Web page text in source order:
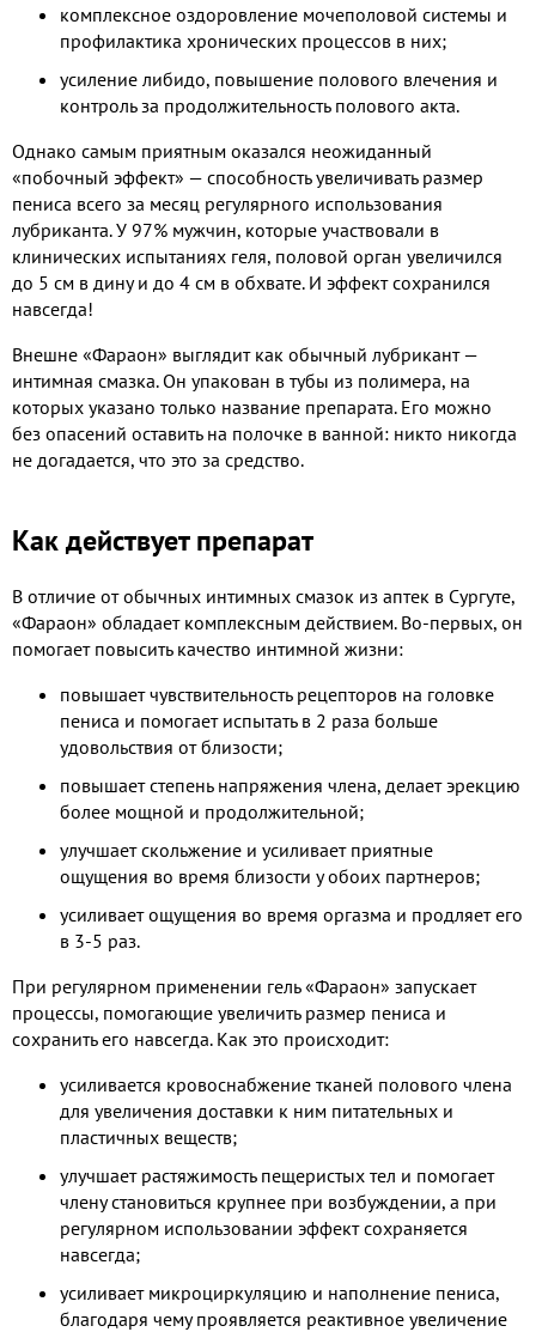
комплексное оздоровление мочеполовой системы и
профилактика хронических процессов в них;
усиление либидо, повышение полового влечения и
контроль за продолжительность полового акта.
Однако самым приятным оказался неожиданный
«побочный эффект» — способность увеличивать размер
пениса всего за месяц регулярного использования
лубриканта. У 97% мужчин, которые участвовали в
клинических испытаниях геля, половой орган увеличился
до 5 см в дину и до 4 см в обхвате. И эффект сохранился
навсегда!
Внешне «Фараон» выглядит как обычный лубрикант —
интимная смазка. Он упакован в тубы из полимера, на
которых указано только название препарата. Его можно
без опасений оставить на полочке в ванной: никто никогда
не догадается, что это за средство.
Как действует препарат
В отличие от обычных интимных смазок из аптек в Сургуте,
«Фараон» обладает комплексным действием. Во-первых, он
помогает повысить качество интимной жизни:
повышает чувствительность рецепторов на головке
пениса и помогает испытать в 2 раза больше
удовольствия от близости;
повышает степень напряжения члена, делает эрекцию
более мощной и продолжительной;
улучшает скольжение и усиливает приятные
ощущения во время близости у обоих партнеров;
усиливает ощущения во время оргазма и продляет его
в 3-5 раз.
При регулярном применении гель «Фараон» запускает
процессы, помогающие увеличить размер пениса и
сохранить его навсегда. Как это происходит:
усиливается кровоснабжение тканей полового члена
для увеличения доставки к ним питательных и
пластичных веществ;
улучшает растяжимость пещеристых тел и помогает
члену становиться крупнее при возбуждении, а при
регулярном использовании эффект сохраняется
навсегда;
усиливает микроциркуляцию и наполнение пениса,
благодаря чему проявляется реактивное увеличение